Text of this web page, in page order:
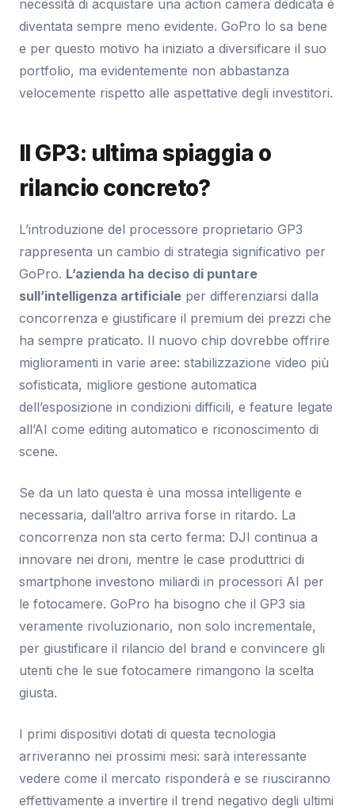
necessità di acquistare una action camera dedicata è
diventata sempre meno evidente. GoPro lo sa bene
e per questo motivo ha iniziato a diversificare il suo
portfolio, ma evidentemente non abbastanza
velocemente rispetto alle aspettative degli investitori.
Il GP3: ultima spiaggia o
rilancio concreto?
L’introduzione del processore proprietario GP3
rappresenta un cambio di strategia significativo per
GoPro. L’azienda ha deciso di puntare
sull’intelligenza artificiale per differenziarsi dalla
concorrenza e giustificare il premium dei prezzi che
ha sempre praticato. Il nuovo chip dovrebbe offrire
miglioramenti in varie aree: stabilizzazione video più
sofisticata, migliore gestione automatica
dell’esposizione in condizioni difficili, e feature legate
all’AI come editing automatico e riconoscimento di
scene.
Se da un lato questa è una mossa intelligente e
necessaria, dall’altro arriva forse in ritardo. La
concorrenza non sta certo ferma: DJI continua a
innovare nei droni, mentre le case produttrici di
smartphone investono miliardi in processori AI per
le fotocamere. GoPro ha bisogno che il GP3 sia
veramente rivoluzionario, non solo incrementale,
per giustificare il rilancio del brand e convincere gli
utenti che le sue fotocamere rimangono la scelta
giusta.
I primi dispositivi dotati di questa tecnologia
arriveranno nei prossimi mesi: sarà interessante
vedere come il mercato risponderà e se riusciranno
effettivamente a invertire il trend negativo degli ultimi